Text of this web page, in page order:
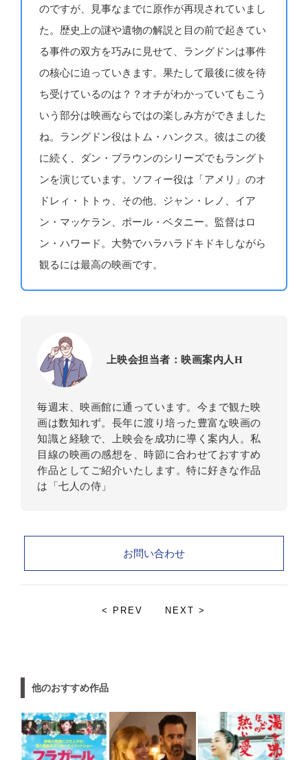
のですが、見事なまでに原作が再現されていまし
た。歴史上の謎や遺物の解説と目の前で起きてい
る事件の双方を巧みに見せて、ラングドンは事件
の核心に迫っていきます。果たして最後に彼を待
ち受けているのは？？オチがわかっていてもこう
いう部分は映画ならではの楽しみ方ができました
ね。ラングドン役はトム・ハンクス。彼はこの後
に続く、ダン・ブラウンのシリーズでもラングト
ンを演じています。ソフィー役は「アメリ」のオ
ドレィ・トトゥ、その他、ジャン・レノ、イア
ン・マッケラン、ポール・ベタニー。監督はロ
ン・ハワード。大勢でハラハラドキドキしながら
観るには最高の映画です。
上映会担当者：映画案内人H
毎週末、映画館に通っています。今まで観た映
画は数知れず。長年に渡り培った豊富な映画の
知識と経験で、上映会を成功に導く案内人。私
目線の映画の感想を、時節に合わせておすすめ
作品としてご紹介いたします。特に好きな作品
は「七人の侍」
お問い合わせ
< PREV NEXT >
他のおすすめ作品